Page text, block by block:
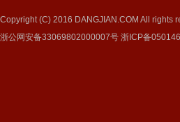
Copyright (C) 2016 DANGJIAN.COM All rights
浙公网安备33069802000007号 浙ICP备